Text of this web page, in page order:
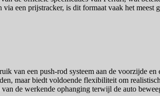
een prijstracker, is dit formaat vaak het meest
van een push-rod systeem aan de voorzijde
maar biedt voldoende flexibiliteit om
de werkende ophanging terwijl de auto